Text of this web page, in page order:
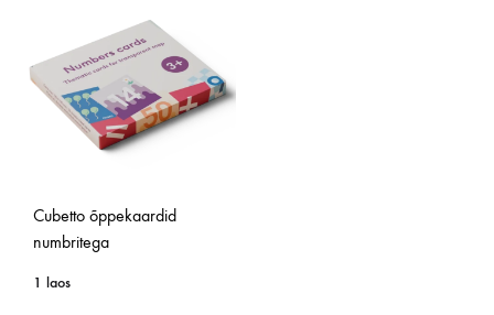
Cubetto õppekaardid
numbritega
1 laos